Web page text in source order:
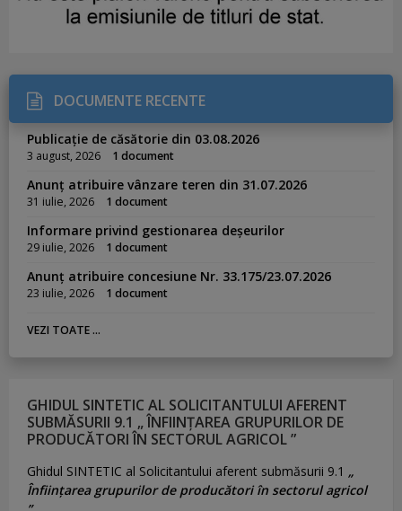
DOCUMENTE RECENTE
Publicație de căsătorie din 03.08.2026
3 august, 2026 1 document
Anunț atribuire vânzare teren din 31.07.2026
31 iulie, 2026 1 document
Informare privind gestionarea deșeurilor
29 iulie, 2026 1 document
Anunț atribuire concesiune Nr. 33.175/23.07.2026
23 iulie, 2026 1 document
VEZI TOATE ...
GHIDUL SINTETIC AL SOLICITANTULUI AFERENT
SUBMĂSURII 9.1 „ ÎNFIINȚAREA GRUPURILOR DE
PRODUCĂTORI ÎN SECTORUL AGRICOL ”
Ghidul SINTETIC al Solicitantului aferent submăsurii 9.1 „
Înființarea grupurilor de producători în sectorul agricol